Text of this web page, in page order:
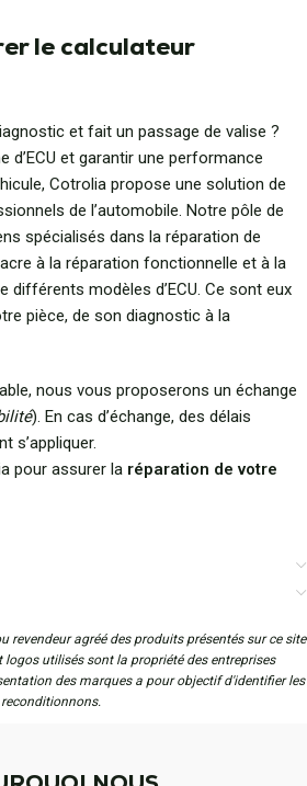
le calculateur
et fait un passage de valise ?
d’ECU et garantir une performance
Cotrolia propose une solution de
de l’automobile. Notre pôle de
spécialisés dans la réparation de
à la réparation fonctionnelle et à la
différents modèles d’ECU. Ce sont eux
pièce, de son diagnostic à la
nous vous proposerons un échange
). En cas d’échange, des délais
s’appliquer.
pour assurer la réparation de votre
revendeur agréé des produits présentés sur ce site
logos utilisés sont la propriété des entreprises
des marques a pour objectif d'identifier les